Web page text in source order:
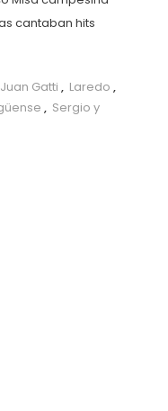
cantaban hits
Juan Gatti , Laredo ,
, Sergio y